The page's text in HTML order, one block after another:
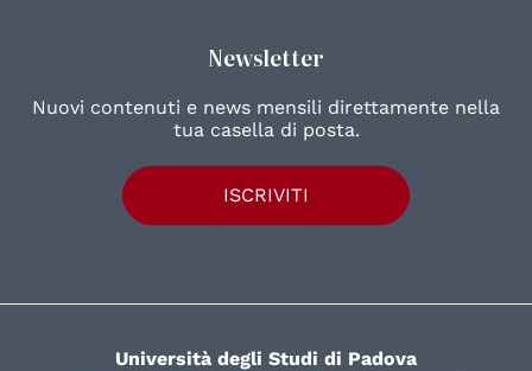
Newsletter
Nuovi contenuti e news mensili direttamente nella
tua casella di posta.
ISCRIVITI
Università degli Studi di Padova